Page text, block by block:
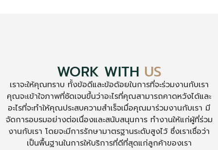
WORK WITH US
เราจะให้คุณทราบ ทั้งข้อดีและข้อด้อยในการที่จะร่วมงานกับเรา
คุณจะเข้าใจภาพที่ชัดเจนขึ้นว่าอะไรที่คุณสามารถคาดหวังได้และ
อะไรที่จะทำให้คุณประสบความสำเร็จเมื่อคุณมาร่วมงานกับเรา มี
จัดการอบรมอย่างต่อเนื่องและสนับสนุนการ ทำงานให้แก่ผู้ที่ร่วม
งานกับเรา โดยจะมีการรักษามาตรฐานระดับสูงไว้ ซึ่งเราเชื่อว่า
เป็นพื้นฐานในการให้บริการที่ดีที่สุดแก่ลูกค้าของเรา